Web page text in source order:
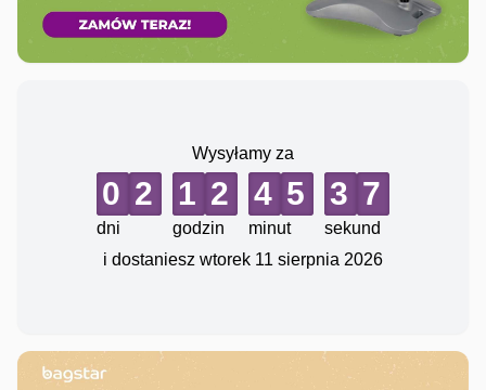
Wysyłamy za
0 2
dni
1 2
godzin
4 5
minut
3 6
sekund
i dostaniesz wtorek 11 sierpnia 2026